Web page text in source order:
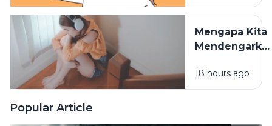
Konsumsinya
Berpengaruh
Mengapa Kita
Saat Hati
Sedang
18 hours ago
Popular Article